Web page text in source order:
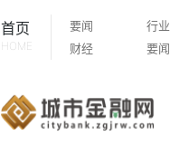
首页
HOME
要闻 行业
财经
要闻